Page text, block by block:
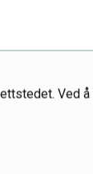
Ved